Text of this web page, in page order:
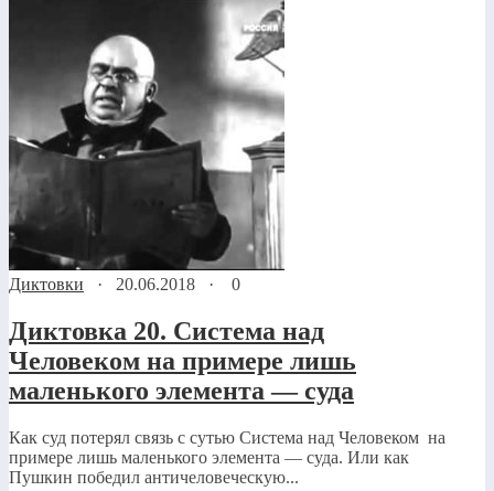
Диктовки · 20.06.2018 · 0
Диктовка 20. Система над
Человеком на примере лишь
маленького элемента — суда
Как суд потерял связь с сутью Система над Человеком на
примере лишь маленького элемента — суда. Или как
Пушкин победил античеловеческую...